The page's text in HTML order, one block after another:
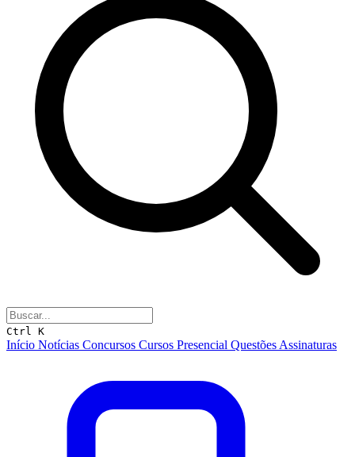
Ctrl K
Início Notícias Concursos Cursos Presencial Questões Assinaturas